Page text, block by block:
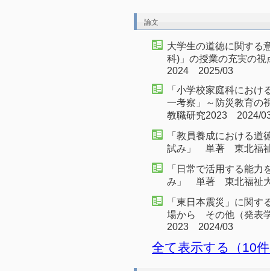
論文
大学生の道徳に関する
科)」の授業の充実の
2024 2025/03
「小学校家庭科にお
一考察」～防災教育
教職研究2023 2024/
「教員養成における
試み」 単著 東北福
「日常で活用する能
み」 単著 東北福祉
「東日本震災」に関
場から その他（発表
2023 2024/03
全て表示する（10